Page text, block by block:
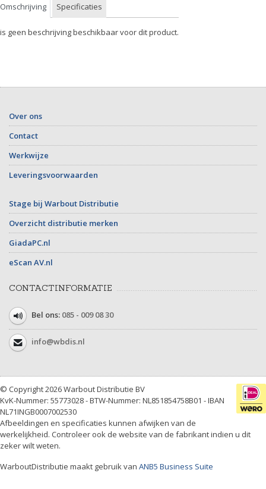
Omschrijving Specificaties
geen beschrijving beschikbaar voor dit product.
Over ons
Contact
Werkwijze
Leveringsvoorwaarden
Stage bij Warbout Distributie
Overzicht distributie merken
GiadaPC.nl
eScan AV.nl
CONTACTINFORMATIE
Bel ons: 085 - 009 08 30
info@wbdis.nl
© Copyright 2026 Warbout Distributie BV
KvK-Nummer: 55773028 - BTW-Nummer: NL851854758B01 - IBAN
NL71INGB0007002530
Afbeeldingen en specificaties kunnen afwijken van de
werkelijkheid. Controleer ook de website van de fabrikant indien u dit
zeker wilt weten.
WarboutDistributie maakt gebruik van ANB5 Business Suite